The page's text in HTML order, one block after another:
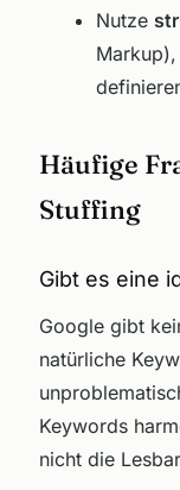
Nutze
Häufige
Stuffing
Gibt es eine
Google gibt
natürliche
Keywords
nicht die